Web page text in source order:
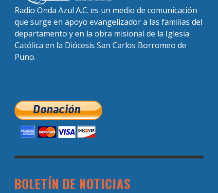
Radio Onda Azul A.C. es un medio de comunicación
que surge en apoyo evangelizador a las familias del
departamento y en la obra misional de la Iglesia
Católica en la Diócesis San Carlos Borromeo de
Puno.
BOLETÍN DE NOTICIAS